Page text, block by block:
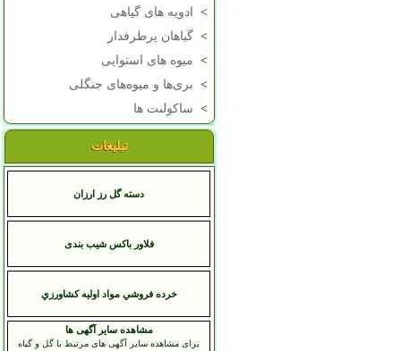
>
ادویه های گیاهی
> گیاهان پرطرفدار
> میوه های استوایی
> بری‌ها و میوه‌های جنگلی
> ساکولنت ها
تبلیغات
دسته گل رز ارزان
فلاور باکس شیب بندی
خرده فروشي مواد اوليه کشاورزي
مشاهده سایر آگهی ها
برای مشاهده سایر آگهی های مرتبط با گل و گیاه